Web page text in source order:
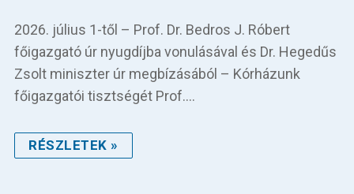
2026. július 1-től – Prof. Dr. Bedros J. Róbert
főigazgató úr nyugdíjba vonulásával és Dr. Hegedűs
Zsolt miniszter úr megbízásából – Kórházunk
főigazgatói tisztségét Prof.…
RÉSZLETEK »